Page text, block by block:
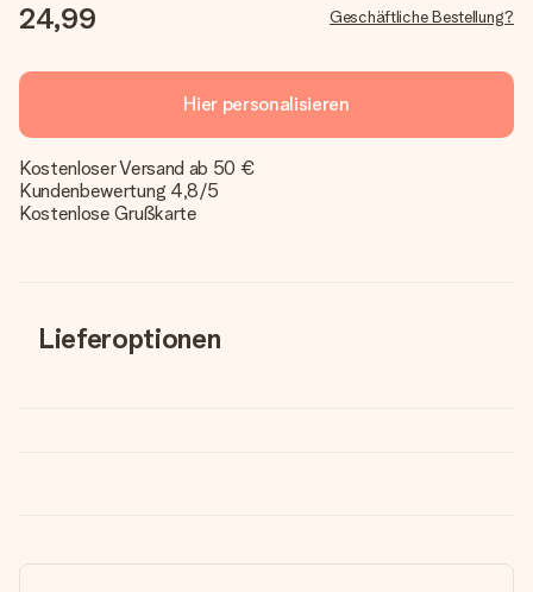
24,99 Geschäftliche Bestellung?
Hier personalisieren
Kostenloser Versand ab 50 €
Kundenbewertung 4,8/5
Kostenlose Grußkarte
Lieferoptionen